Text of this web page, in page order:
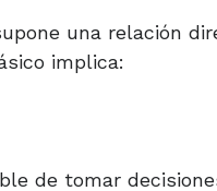
una relación
implica:
de tomar